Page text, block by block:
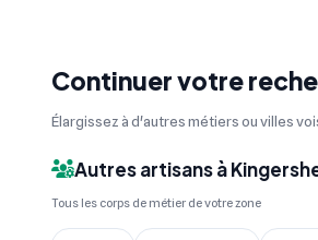
Continuer votre
Élargissez à d'autres métiers ou villes
Autres artisans à
Tous les corps de métier de votre zone